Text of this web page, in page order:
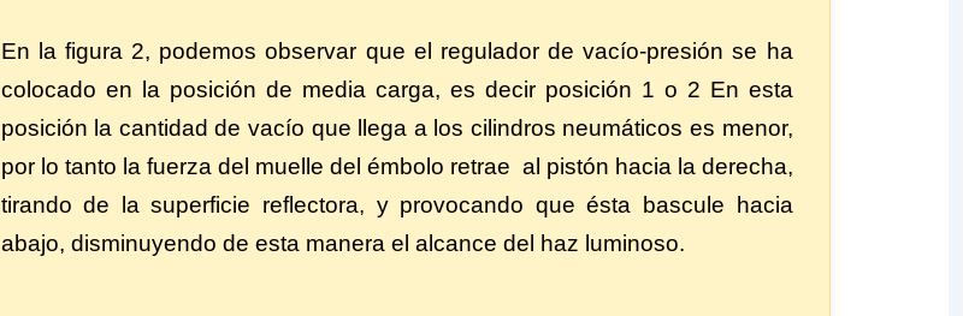
En la figura 2, podemos observar que el regulador de vacío-presión se ha
colocado en la posición de media carga, es decir posición 1 o 2 En esta
posición la cantidad de vacío que llega a los cilindros neumáticos es menor,
por lo tanto la fuerza del muelle del émbolo retrae al pistón hacia la derecha,
tirando de la superficie reflectora, y provocando que ésta bascule hacia
abajo, disminuyendo de esta manera el alcance del haz luminoso.